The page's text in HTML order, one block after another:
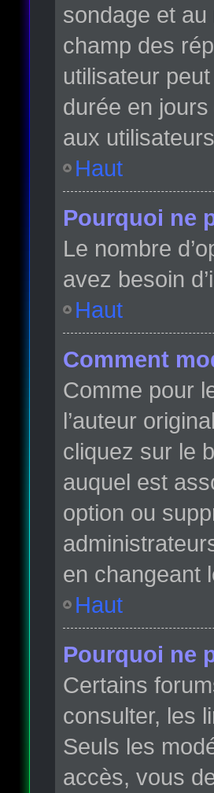
sondage et
champ des
utilisateur
durée en
aux
Haut
Pourquoi ne
Le nombre
avez besoin
Haut
Comment
Comme pour
l’auteur
cliquez sur le
auquel est
option ou
en changeant
Haut
Pourquoi ne
Certains
consulter, les
Seuls les
accès, vous